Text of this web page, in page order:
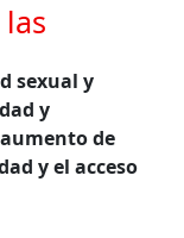
sexual y
y
de
y el acceso